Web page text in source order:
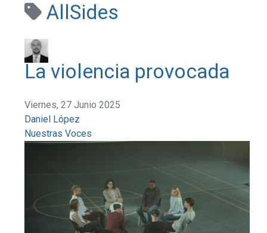
AllSides
La violencia provocada
Viernes, 27 Junio 2025
Daniel López
Nuestras Voces